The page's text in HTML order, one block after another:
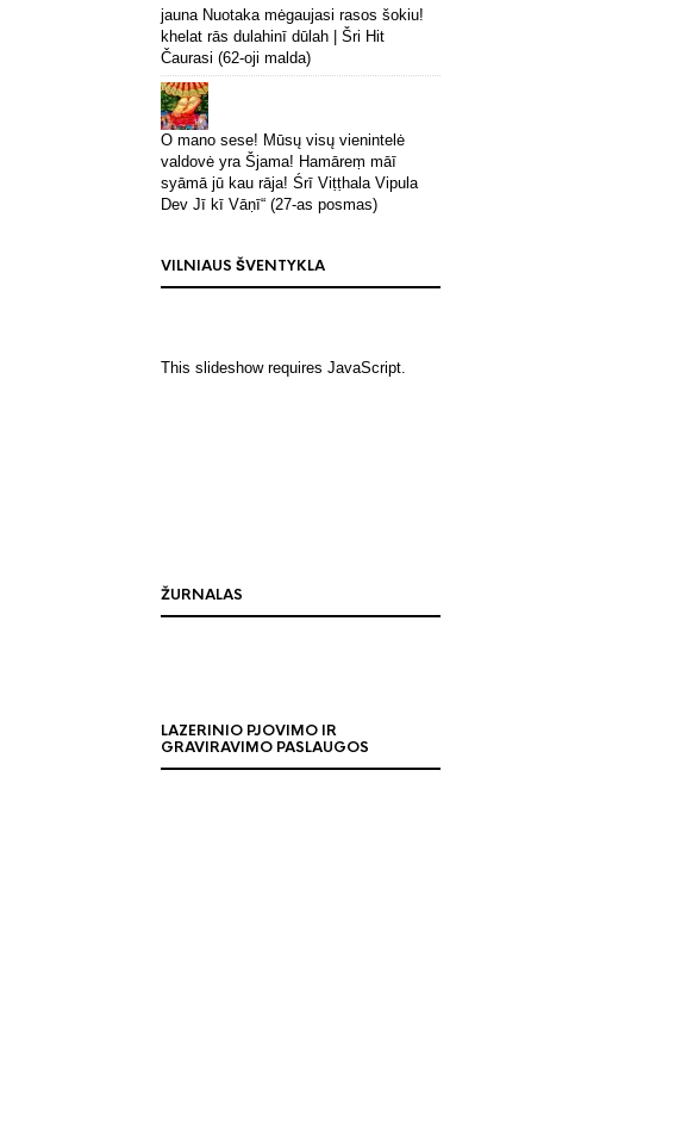
jauna Nuotaka mėgaujasi rasos šokiu!
khelat rās dulahinī dūlah | Šri Hit
Čaurasi (62-oji malda)
O mano sese! Mūsų visų vienintelė
valdovė yra Šjama! Hamāreṃ māī
syāmā jū kau rāja! Śrī Viṭṭhala Vipula
Dev Jī kī Vāṇī“ (27-as posmas)
VILNIAUS ŠVENTYKLA
This slideshow requires JavaScript.
ŽURNALAS
LAZERINIO PJOVIMO IR
GRAVIRAVIMO PASLAUGOS